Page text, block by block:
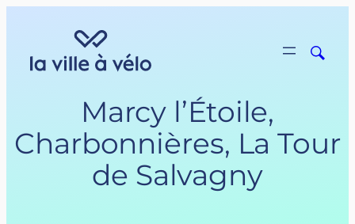
Marcy l’Étoile,
Charbonnières, La Tour
de Salvagny